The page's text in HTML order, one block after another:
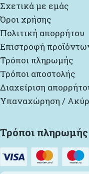
Σχετικά με εμάς
Όροι χρήσης
Πολιτική απορρήτου
Επιστροφή
Τρόποι πληρωμής
Τρόποι αποστολής
Διαχείριση
Υπαναχώρηση /
Τρόποι πληρωμής